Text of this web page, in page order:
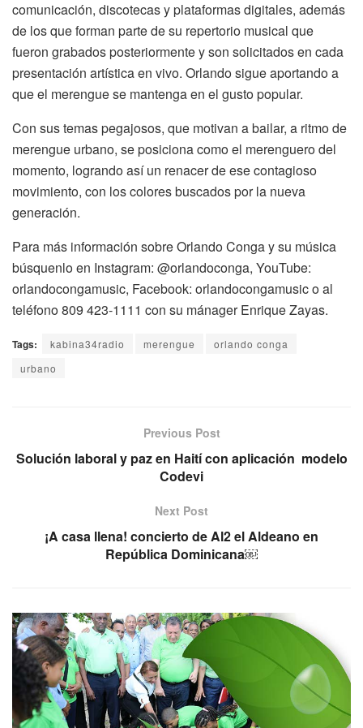
comunicación, discotecas y plataformas digitales, además
de los que forman parte de su repertorio musical que
fueron grabados posteriormente y son solicitados en cada
presentación artística en vivo. Orlando sigue aportando a
que el merengue se mantenga en el gusto popular.
Con sus temas pegajosos, que motivan a bailar, a ritmo de
merengue urbano, se posiciona como el merenguero del
momento, logrando así un renacer de ese contagioso
movimiento, con los colores buscados por la nueva
generación.
Para más información sobre Orlando Conga y su música
búsquenlo en Instagram: @orlandoconga, YouTube:
orlandocongamusic, Facebook: orlandocongamusic o al
teléfono 809 423-1111 con su mánager Enrique Zayas.
Tags: kabina34radio merengue
orlando conga
urbano
Previous Post
Solución laboral y paz en Haití con aplicación modelo
Codevi
Next Post
¡A casa llena! concierto de Al2 el Aldeano en
República Dominicana￼